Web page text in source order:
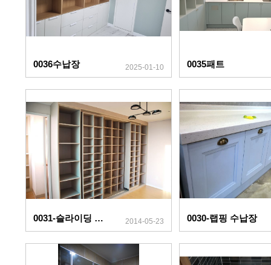
0036수납장 2025-01-10 0035패트
0031-슬라이딩 책장 2014-05-23 0030-랩핑 수납장